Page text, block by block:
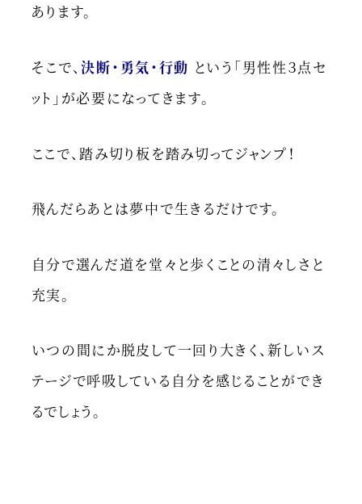
あります。
そこで、決断・勇気・行動 という「男性性３点セ
ット」が必要になってきます。
ここで、踏み切り板を踏み切ってジャンプ！
飛んだらあとは夢中で生きるだけです。
自分で選んだ道を堂々と歩くことの清々しさと
充実。
いつの間にか脱皮して一回り大きく、新しいス
テージで呼吸している自分を感じることができ
るでしょう。